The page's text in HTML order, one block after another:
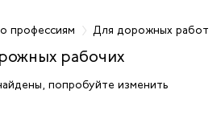
профессиям Для дорожных
рабочих
попробуйте изменить